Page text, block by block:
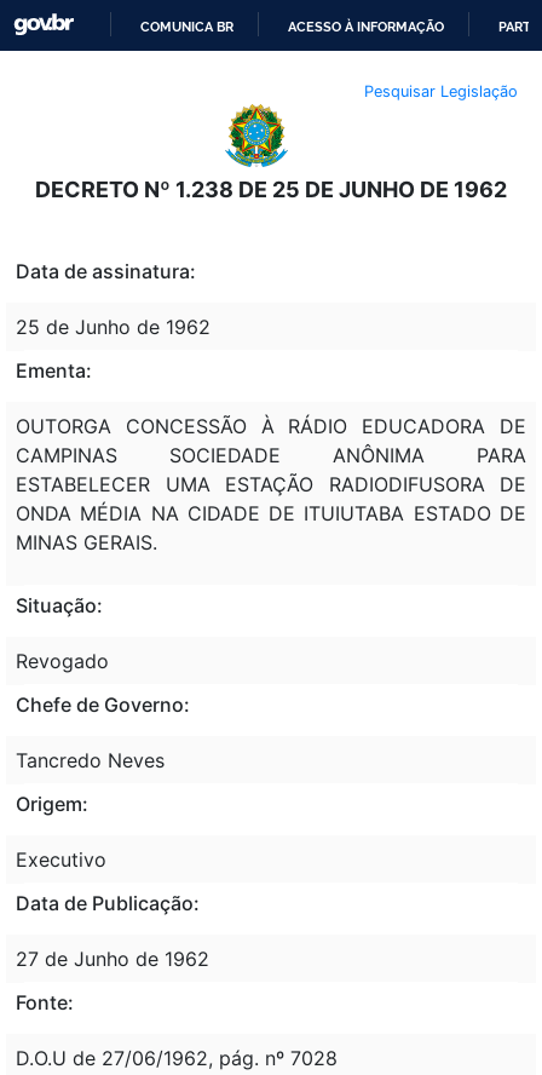
O
CONTEÚDO
COMUNICA BR ACESSO À INFORMAÇÃO
Pesquisar Legislação
DECRETO Nº 1.238 DE 25 DE JUNHO DE 1962
Data de assinatura:
25 de Junho de 1962
Ementa:
OUTORGA CONCESSÃO À RÁDIO EDUCADORA DE
CAMPINAS SOCIEDADE ANÔNIMA PARA
ESTABELECER UMA ESTAÇÃO RADIODIFUSORA DE
ONDA MÉDIA NA CIDADE DE ITUIUTABA ESTADO DE
MINAS GERAIS.
Situação:
Revogado
Chefe de Governo:
Tancredo Neves
Origem:
Executivo
Data de Publicação:
27 de Junho de 1962
Fonte:
D.O.U de 27/06/1962, pág. nº 7028